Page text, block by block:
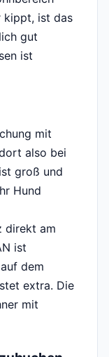
kippt, ist das
gut
ist
mit
also bei
groß und
Hund
direkt am
ist
dem
extra. Die
mit